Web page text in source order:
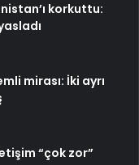
korkuttu:
mirası: İki ayrı
“çok zor”